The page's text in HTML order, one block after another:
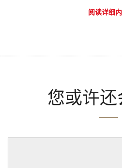
阅读详细
您或许还